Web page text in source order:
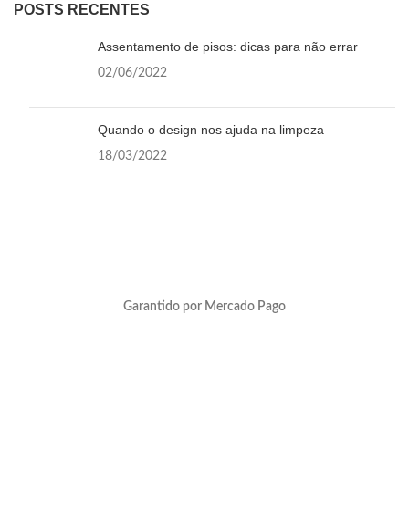
POSTS RECENTES
Assentamento de pisos: dicas para não errar
02/06/2022
Quando o design nos ajuda na limpeza
18/03/2022
Garantido por Mercado Pago